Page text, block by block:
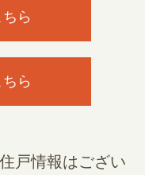
ら
ら
戸情報はござい